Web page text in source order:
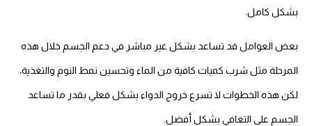
بشكل كامل.
بعض العوامل قد تساعد بشكل غير مباشر في دعم الجسم خلال هذه
المرحلة مثل شرب كميات كافية من الماء وتحسين نمط النوم والتغذية،
لكن هذه الخطوات لا تسرع خروج الدواء بشكل فعلي بقدر ما تساعد
الجسم على التعافي بشكل أفضل.